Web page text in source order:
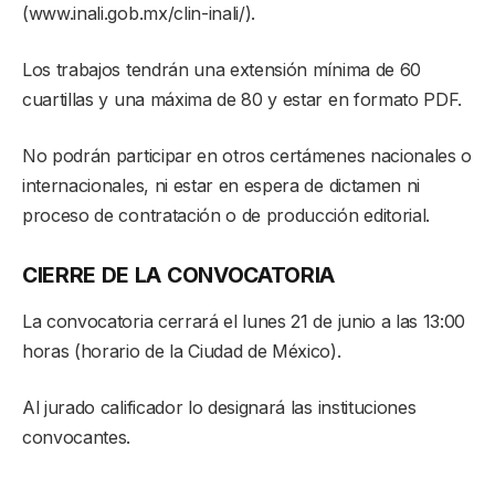
(www.inali.gob.mx/clin-inali/).
Los trabajos tendrán una extensión mínima de 60
cuartillas y una máxima de 80 y estar en formato PDF.
No podrán participar en otros certámenes nacionales o
internacionales, ni estar en espera de dictamen ni
proceso de contratación o de producción editorial.
CIERRE DE LA CONVOCATORIA
La convocatoria cerrará el lunes 21 de junio a las 13:00
horas (horario de la Ciudad de México).
Al jurado calificador lo designará las instituciones
convocantes.